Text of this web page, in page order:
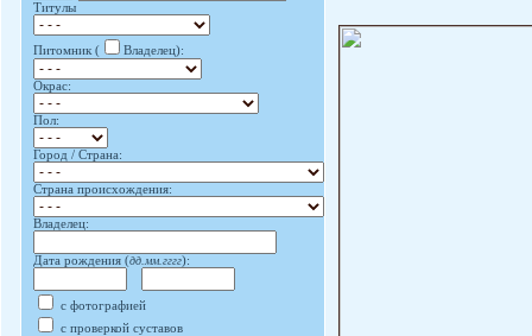
Титулы
Питомник ( Владелец):
Окрас:
Пол:
Город / Страна:
Страна происхождения:
Владелец:
Дата рождения (дд.мм.гггг):
с фотографией
с проверкой суставов